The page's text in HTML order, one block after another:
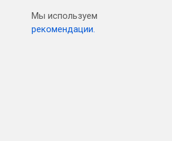
Мы используем
рекомендации.